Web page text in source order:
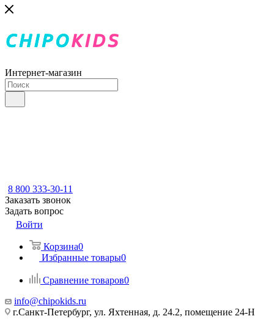
Интернет-магазин
8 800 333-30-11
Заказать звонок
Задать вопрос
Войти
Корзина0
Избранные товары0
Сравнение товаров0
info@chipokids.ru
г.Санкт-Петербург, ул. Яхтенная, д. 24.2, помещение 24-Н